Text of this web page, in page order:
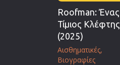
Roofman: Ένας
Τίμιος Κλέφτης
(2025)
Αισθηματικές
Βιογραφίες